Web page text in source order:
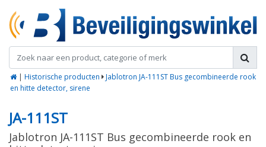
| Historische producten
Jablotron JA-111ST Bus gecombineerde rook
en hitte detector, sirene
JA-111ST
Jablotron JA-111ST Bus gecombineerde rook en